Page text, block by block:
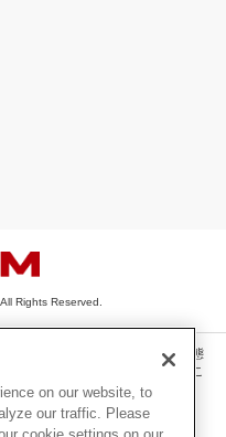
Rights Reserved.
写真・動画・音声等を、手段や形態
複製、転載、ファイル化などするこ
けない場合があります。
on our website, to
our traffic. Please